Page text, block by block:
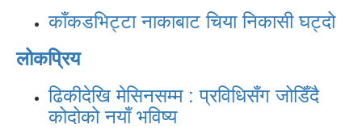
काँकडभिट्टा नाकाबाट चिया निकासी घट्दो
लोकप्रिय
ढिकीदेखि मेसिनसम्म : प्रविधिसँग जोडिँदै
कोदोको नयाँ भविष्य